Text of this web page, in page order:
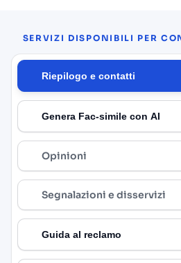
SERVIZI DISPONIBILI PER
Riepilogo e contatti
Genera Fac-simile con AI
Opinioni
Segnalazioni e disservizi
Guida al reclamo